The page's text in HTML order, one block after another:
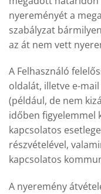
nyereményét a
szabályzat
az át nem vett
A Felhasználó
oldalát, illetve e-
(például, de nem
időben figyelemmel
kapcsolatos
részvételével,
kapcsolatos
A nyeremény